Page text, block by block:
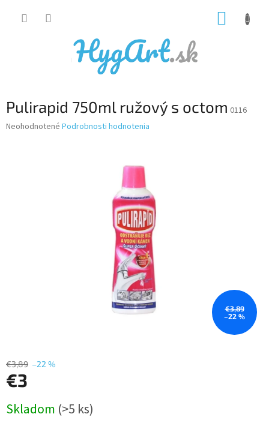
Pulirapid 750ml ružový s octom 0116
Priemerné
Neohodnotené Podrobnosti hodnotenia
€3,89
–22 %
€3,89 –22 %
€3
cena:
Skladom (>5 ks)